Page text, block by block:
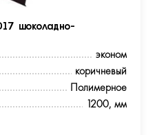
шоколадно-
эконом
коричневый
Полимерное
1200, мм